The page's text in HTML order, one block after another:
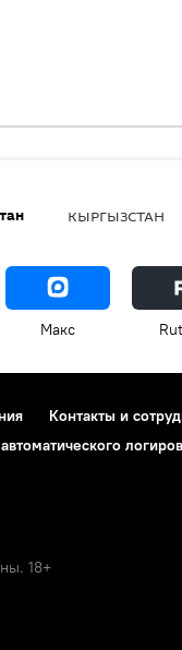
КЫРГЫЗСТАН
Макс
Контакты и
18+